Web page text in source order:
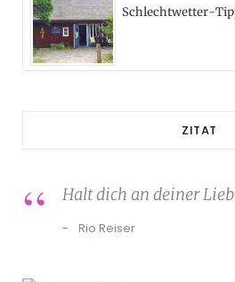
Schlechtwetter-
ZITAT
Halt dich an deiner
Rio Reiser